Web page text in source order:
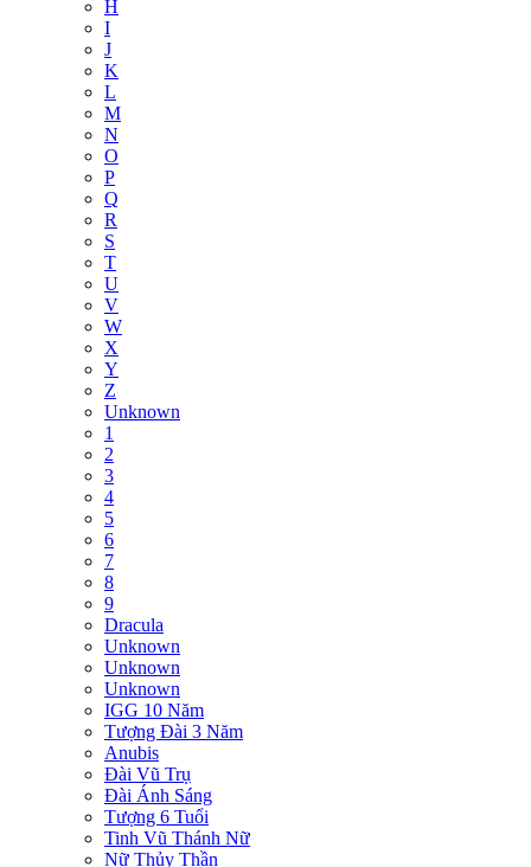
H
I
J
K
L
M
N
O
P
Q
R
S
T
U
V
W
X
Y
Z
Unknown
1
2
3
4
5
6
7
8
9
Dracula
Unknown
Unknown
Unknown
IGG 10 Năm
Tượng Đài 3 Năm
Anubis
Đài Vũ Trụ
Đài Ánh Sáng
Tượng 6 Tuổi
Tinh Vũ Thánh Nữ
Nữ Thủy Thần